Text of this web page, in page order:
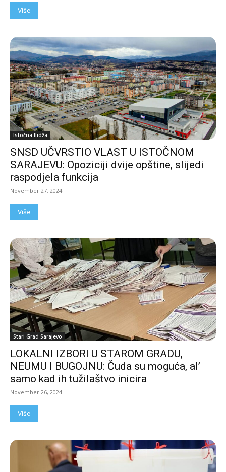
Više
Istočna Ilidža
SNSD UČVRSTIO VLAST U ISTOČNOM
SARAJEVU: Opoziciji dvije opštine, slijedi
raspodjela funkcija
November 27, 2024
Više
Stari Grad Sarajevo
LOKALNI IZBORI U STAROM GRADU,
NEUMU I BUGOJNU: Čuda su moguća, al’
samo kad ih tužilaštvo inicira
November 26, 2024
Više